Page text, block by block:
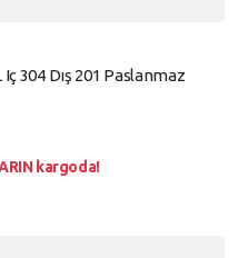
304 Dış 201 Paslanmaz
kargoda!